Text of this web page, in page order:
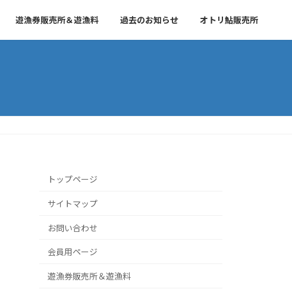
遊漁券販売所＆遊漁料 過去のお知らせ オトリ鮎販売所
トップページ
サイトマップ
お問い合わせ
会員用ページ
遊漁券販売所＆遊漁料